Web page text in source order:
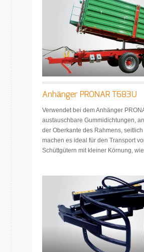
Anhänger PRONAR T683U
Verwendet bei dem Anhänger
austauschbare Gummidichtungen,
der Oberkante des Rahmens,
machen es ideal für den Transport
Schüttgütern mit kleiner Körnung,